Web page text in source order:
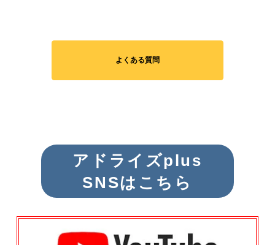
よくある質問
アドライズplus
SNSはこちら